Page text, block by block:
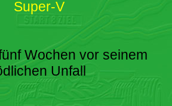
Super-V
Wochen vor seinem
Unfall